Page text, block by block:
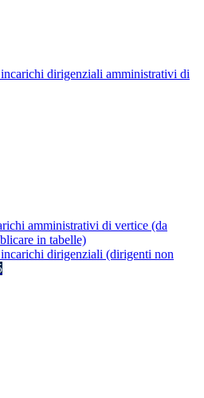
dirigenziali amministrativi di
amministrativi di vertice (da
in tabelle)
dirigenziali (dirigenti non